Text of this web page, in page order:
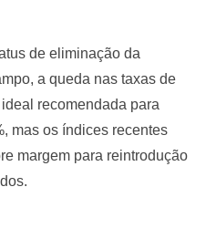
de eliminação da
a queda nas taxas de
recomendada para
mas os índices recentes
margem para reintrodução